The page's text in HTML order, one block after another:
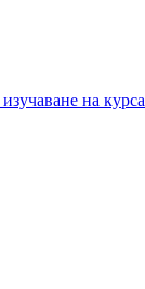
на курса